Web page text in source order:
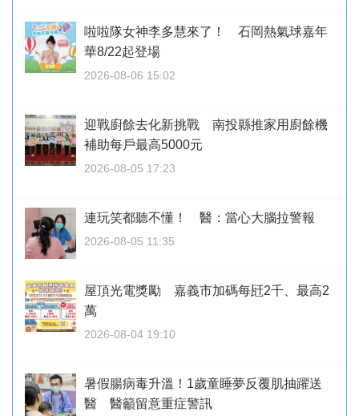
啦啦隊女神李多慧來了！ 石岡熱氣球嘉年
華8/22起登場
2026-08-06 15:02
迎戰廚餘去化新挑戰 南投縣推家用廚餘機
補助每戶最高5000元
2026-08-05 17:23
連玩笑都聽不懂！ 醫：當心大腦拉警報
2026-08-05 11:35
屋頂光電獎勵 嘉義市加碼每瓩2千、最高2
萬
2026-08-04 19:10
暑假腸病毒升溫！1歲童睡夢反覆肌抽躍送
醫 醫籲留意重症警訊